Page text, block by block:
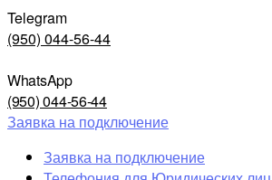
Telegram
(950) 044-56-44
WhatsApp
(950) 044-56-44
Заявка на подключение
Заявка на подключение